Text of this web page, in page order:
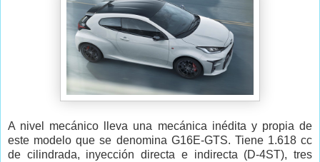
A nivel mecánico lleva una mecánica inédita y propia de
este modelo que se denomina G16E-GTS. Tiene 1.618 cc
de cilindrada, inyección directa e indirecta (D-4ST), tres